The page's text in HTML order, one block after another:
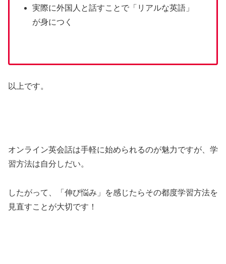
実際に外国人と話すことで「リアルな英語」
が身につく
以上です。
オンライン英会話は手軽に始められるのが魅力ですが、学
習方法は自分しだい。
したがって、「伸び悩み」を感じたらその都度学習方法を
見直すことが大切です！